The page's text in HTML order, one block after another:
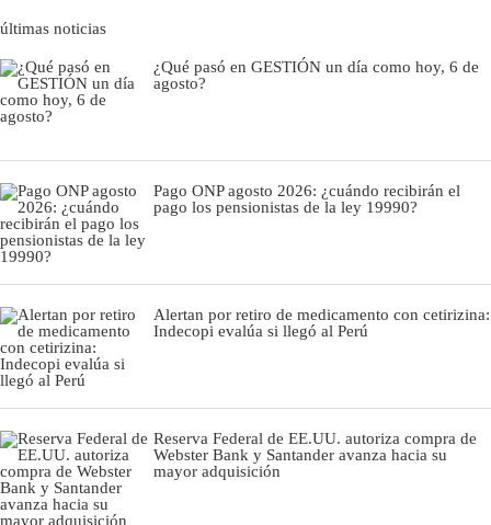
últimas noticias
¿Qué pasó en GESTIÓN un día como hoy, 6 de
agosto?
Pago ONP agosto 2026: ¿cuándo recibirán el
pago los pensionistas de la ley 19990?
Alertan por retiro de medicamento con cetirizina:
Indecopi evalúa si llegó al Perú
Reserva Federal de EE.UU. autoriza compra de
Webster Bank y Santander avanza hacia su
mayor adquisición